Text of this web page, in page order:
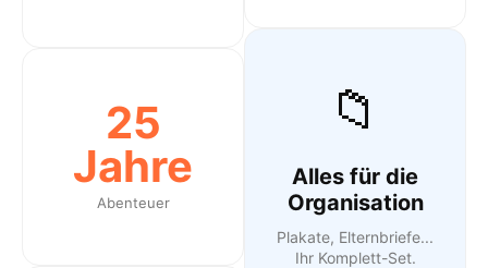
25
Jahre
Abenteuer
📁
Alles für die
Organisation
Plakate, Elternbriefe...
Ihr Komplett-Set.